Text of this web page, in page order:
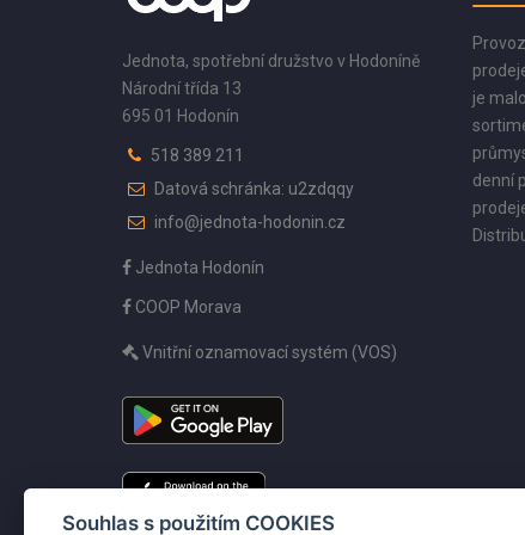
Jednota, spotřební družstvo v Hodoníně
Národní třída 13
695 01 Hodonín
518 389 211
Datová schránka: u2zdqqy
info@jednota-hodonin.cz
Jednota Hodonín
COOP Morava
Vnitřní oznamovací systém (VOS)
je
denní
Souhlas s použitím COOKIES